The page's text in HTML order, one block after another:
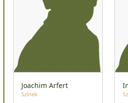
Joachim Arfert
Színek